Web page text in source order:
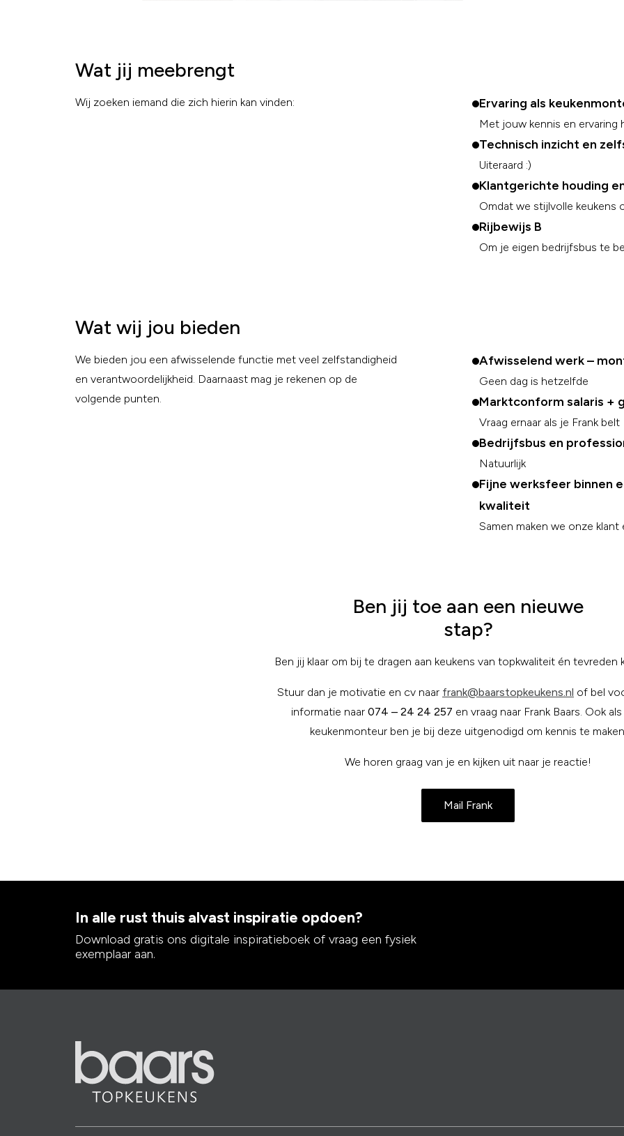
Wat jij meebrengt
Wij zoeken iemand die zich hierin kan vinden: Ervaring als
Met jouw kennis en ervaring
Technisch inzicht en
Uiteraard :)
Klantgerichte houding
Omdat we stijlvolle keukens
Rijbewijs B
Om je eigen bedrijfsbus te
Wat wij jou bieden
We bieden jou een afwisselende functie met veel zelfstandigheid
en verantwoordelijkheid. Daarnaast mag je rekenen op de
volgende punten.
Afwisselend werk –
Geen dag is hetzelfde
Marktconform salaris +
Vraag ernaar als je Frank belt
Bedrijfsbus en
Natuurlijk
Fijne werksfeer binnen
kwaliteit
Samen maken we onze
Ben jij toe aan een nieuwe
stap?
Ben jij klaar om bij te dragen aan keukens van topkwaliteit én tevreden
Stuur dan je motivatie en cv naar frank@baarstopkeukens.nl of bel
informatie naar 074 – 24 24 257 en vraag naar Frank Baars. Ook
keukenmonteur ben je bij deze uitgenodigd om kennis te
We horen graag van je en kijken uit naar je reactie!
Mail Frank
In alle rust thuis alvast inspiratie opdoen?
Download gratis ons digitale inspiratieboek of vraag een fysiek
exemplaar aan.